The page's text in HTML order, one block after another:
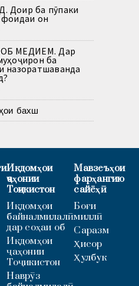
Доир ба пӯпаки
фоидаи он
МЕДИҲЕМ. Дар
ба
назоратшаванда
бахш
Иқдомҳои
ҷаҳонии
Тоҷикистон
Иқдомҳои
байналмилалӣ
дар соҳаи об
Иқдомҳои
ҷаҳонии
Тоҷикистон
Наврӯз
Мавзеъҳои
фарҳангию
сайёҳӣ
Боғи
миллӣ
Саразм
Ҳисор
Ҳулбук